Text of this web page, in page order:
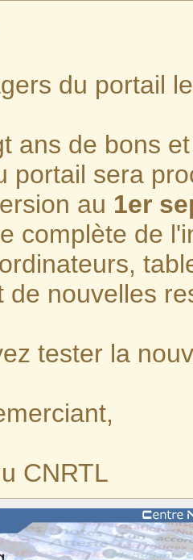
du portail
ans de bons
portail sera
au 1er
complète de
de nouvelles
tester la
CNRTL